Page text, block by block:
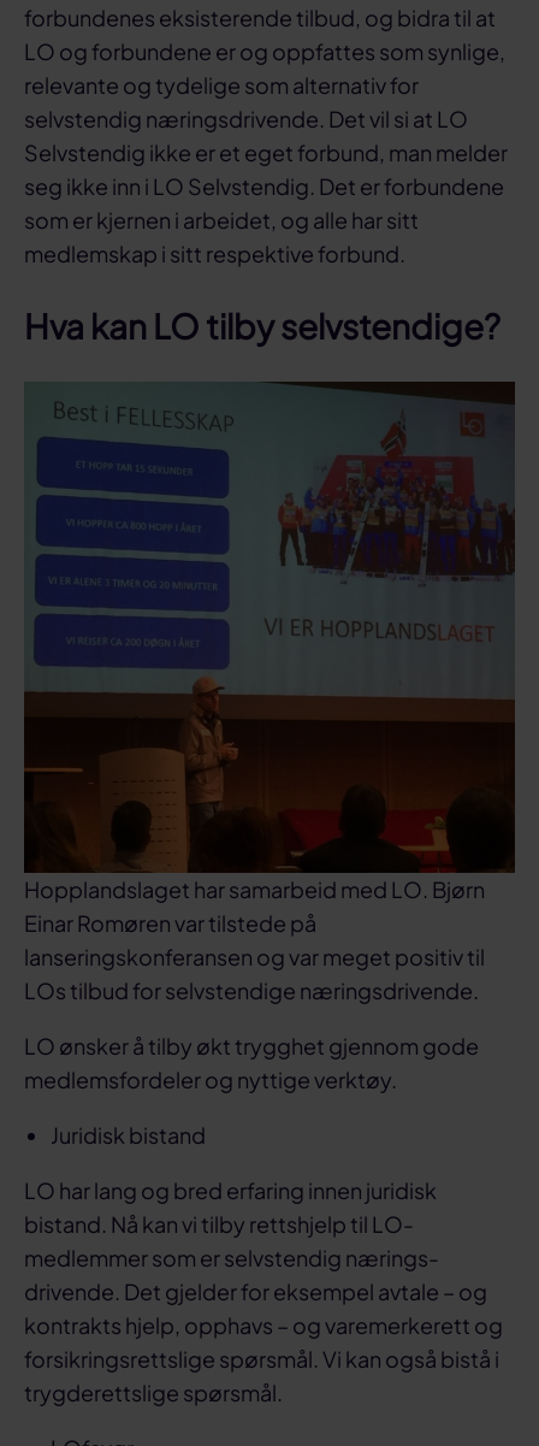
forbundenes eksisterende tilbud, og bidra til at
LO og forbundene er og oppfattes som synlige,
relevante og tydelige som alternativ for
selvstendig næringsdrivende. Det vil si at LO
Selvstendig ikke er et eget forbund, man melder
seg ikke inn i LO Selvstendig. Det er forbundene
som er kjernen i arbeidet, og alle har sitt
medlemskap i sitt respektive forbund.
Hva kan LO tilby selvstendige?
Hopplandslaget har samarbeid med LO. Bjørn
Einar Romøren var tilstede på
lanseringskonferansen og var meget positiv til
LOs tilbud for selvstendige næringsdrivende.
LO ønsker å tilby økt trygghet gjennom gode
medlemsfordeler og nyttige verktøy.
Juridisk bistand
LO har lang og bred erfaring innen juridisk
bistand. Nå kan vi tilby rettshjelp til LO-
medlemmer som er selvstendig nærings-
drivende. Det gjelder for eksempel avtale – og
kontrakts hjelp, opphavs – og varemerkerett og
forsikringsrettslige spørsmål. Vi kan også bistå i
trygderettslige spørsmål.